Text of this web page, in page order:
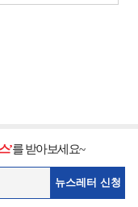
’를 받아보세요~
뉴스레터 신청